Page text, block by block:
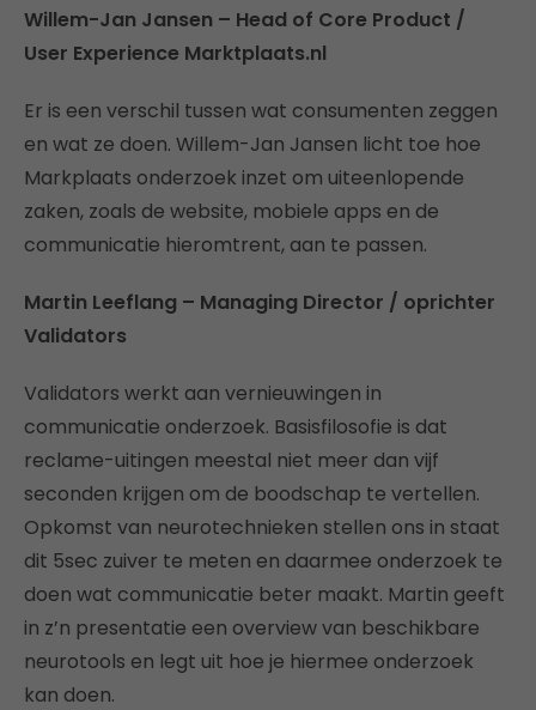
Willem-Jan Jansen – Head of Core Product /
User Experience Marktplaats.nl
Er is een verschil tussen wat consumenten zeggen
en wat ze doen. Willem-Jan Jansen licht toe hoe
Markplaats onderzoek inzet om uiteenlopende
zaken, zoals de website, mobiele apps en de
communicatie hieromtrent, aan te passen.
Martin Leeflang – Managing Director / oprichter
Validators
Validators werkt aan vernieuwingen in
communicatie onderzoek. Basisfilosofie is dat
reclame-uitingen meestal niet meer dan vijf
seconden krijgen om de boodschap te vertellen.
Opkomst van neurotechnieken stellen ons in staat
dit 5sec zuiver te meten en daarmee onderzoek te
doen wat communicatie beter maakt. Martin geeft
in z’n presentatie een overview van beschikbare
neurotools en legt uit hoe je hiermee onderzoek
kan doen.